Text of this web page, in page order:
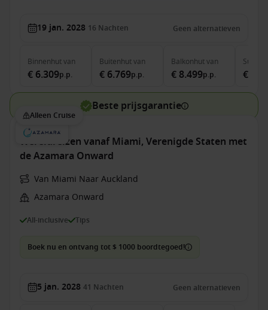
19 jan. 2028 16 Nachten Geen alternatieven
Binnenhutvan
€ 6.309p.p.
Buitenhutvan
€ 6.769p.p.
Balkonhutvan
€ 8.499p.p.
Suite
€
Beste prijsgarantie
Alleen Cruise
Wereldreizen vanaf Miami, Verenigde Staten met
de Azamara Onward
Van Miami Naar Auckland
Azamara Onward
All-inclusive Tips
Boek nu en ontvang tot $ 1000 boordtegoed!
5 jan. 2028 41 Nachten Geen alternatieven